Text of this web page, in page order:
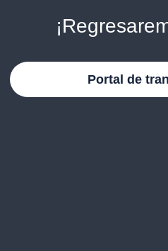
Portal de